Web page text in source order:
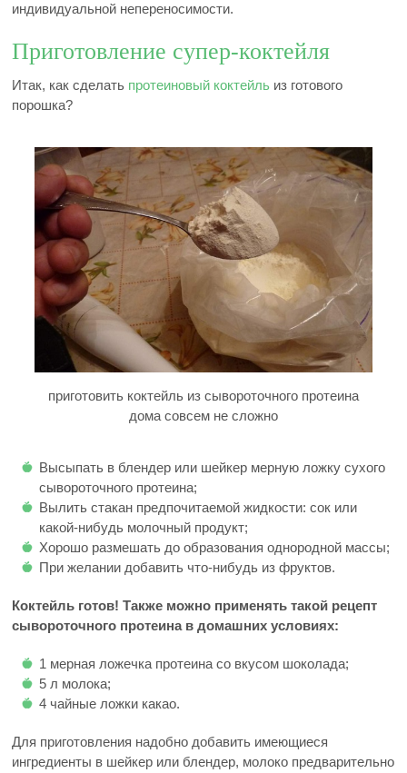
индивидуальной непереносимости.
Приготовление супер-коктейля
Итак, как сделать протеиновый коктейль из готового
порошка?
приготовить коктейль из сывороточного протеина
дома совсем не сложно
Высыпать в блендер или шейкер мерную ложку сухого
сывороточного протеина;
Вылить стакан предпочитаемой жидкости: сок или
какой-нибудь молочный продукт;
Хорошо размешать до образования однородной массы;
При желании добавить что-нибудь из фруктов.
Коктейль готов! Также можно применять такой рецепт
сывороточного протеина в домашних условиях:
1 мерная ложечка протеина со вкусом шоколада;
5 л молока;
4 чайные ложки какао.
Для приготовления надобно добавить имеющиеся
ингредиенты в шейкер или блендер, молоко предварительно